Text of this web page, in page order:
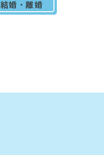
結婚・離婚